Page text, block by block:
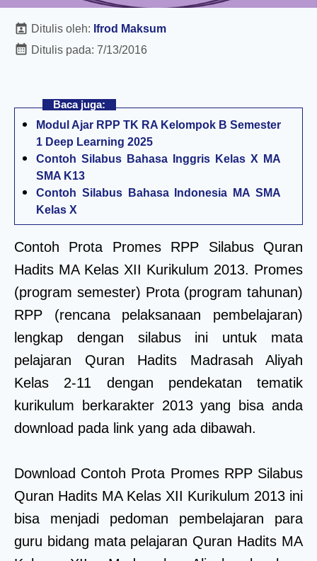
Ditulis oleh: Ifrod Maksum
Ditulis pada: 7/13/2016
Baca juga:
Modul Ajar RPP TK RA Kelompok B Semester
1 Deep Learning 2025
Contoh Silabus Bahasa Inggris Kelas X MA
SMA K13
Contoh Silabus Bahasa Indonesia MA SMA
Kelas X
Contoh Prota Promes RPP Silabus Quran
Hadits MA Kelas XII Kurikulum 2013. Promes
(program semester) Prota (program tahunan)
RPP (rencana pelaksanaan pembelajaran)
lengkap dengan silabus ini untuk mata
pelajaran Quran Hadits Madrasah Aliyah
Kelas 2-11 dengan pendekatan tematik
kurikulum berkarakter 2013 yang bisa anda
download pada link yang ada dibawah.
Download Contoh Prota Promes RPP Silabus
Quran Hadits MA Kelas XII Kurikulum 2013 ini
bisa menjadi pedoman pembelajaran para
guru bidang mata pelajaran Quran Hadits MA